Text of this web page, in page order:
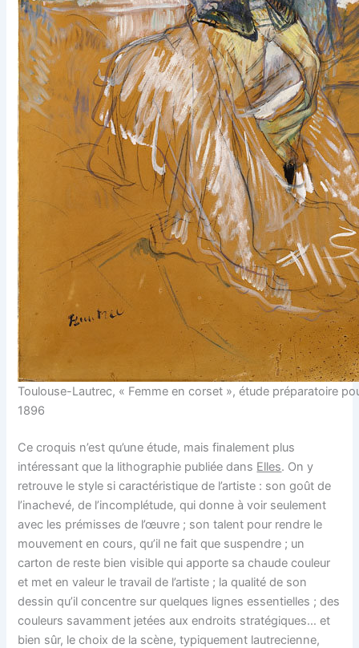
Toulouse-Lautrec, « Femme en corset », étude préparatoire
1896
Ce croquis n’est qu’une étude, mais finalement plus
intéressant que la lithographie publiée dans Elles. On y
retrouve le style si caractéristique de l’artiste : son goût de
l’inachevé, de l’incomplétude, qui donne à voir seulement
avec les prémisses de l’œuvre ; son talent pour rendre le
mouvement en cours, qu’il ne fait que suspendre ; un
carton de reste bien visible qui apporte sa chaude couleur
et met en valeur le travail de l’artiste ; la qualité de son
dessin qu’il concentre sur quelques lignes essentielles ; des
couleurs savamment jetées aux endroits stratégiques… et
bien sûr, le choix de la scène, typiquement lautrecienne,